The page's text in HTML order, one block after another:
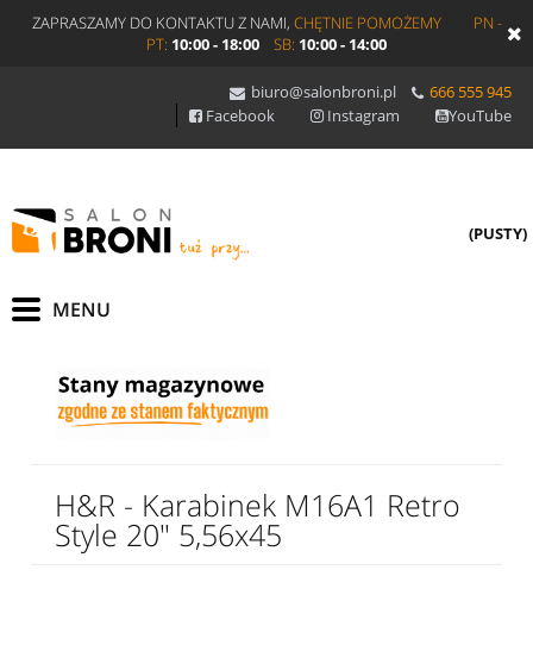
ZAPRASZAMY DO KONTAKTU Z NAMI, CHĘTNIE POMOŻEMY
PN -
PT: 10:00 - 18:00 SB: 10:00 - 14:00
biuro@salonbroni.pl
666 555 945
Facebook
Instagram YouTube
(PUSTY)
H&R - Karabinek M16A1 Retro
Style 20" 5,56x45